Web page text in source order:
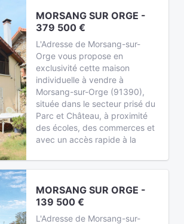
MORSANG SUR ORGE -
379 500 €
L'Adresse de Morsang-sur-
Orge vous propose en
exclusivité cette maison
individuelle à vendre à
Morsang-sur-Orge (91390),
située dans le secteur prisé du
Parc et Château, à proximité
des écoles, des commerces et
avec un accès rapide à la
MORSANG SUR ORGE -
139 500 €
L'Adresse de Morsang-sur-